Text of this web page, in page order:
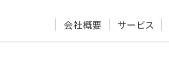
会社概要 サービス